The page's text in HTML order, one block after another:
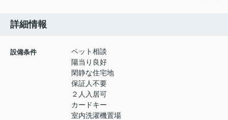
詳細情報
設備条件
ペット相談
陽当り良好
閑静な住宅地
保証人不要
２人入居可
カードキー
室内洗濯機置場